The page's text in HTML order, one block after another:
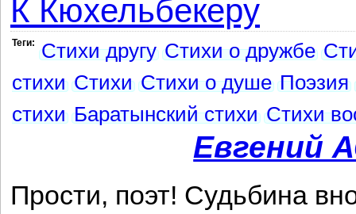
К Кюхельбекеру
Теги: Стихи другу Стихи о дружбе
стихи Стихи Стихи о душе Поэзия
стихи Баратынский стихи Стихи
Евгений
Прости, поэт! Судьбина